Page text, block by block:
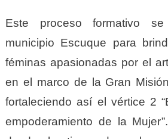
Este proceso formativo
municipio Escuque para
féminas apasionadas por el
en el marco de la Gran
fortaleciendo así el vértice 2
empoderamiento de la